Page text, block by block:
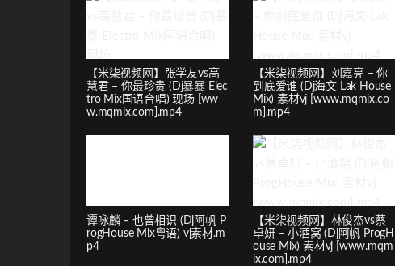
【米柒视频网】张学友vs高
慧君 – 你最珍贵 (Dj暴暴 Elec
tro Mix国语合唱) 现场 [ww
w.mqmix.com].mp4
【米柒视频网】刘嘉亮 – 你
到底爱谁 (Dj海文 Lak House
Mix) 素材vj [www.mqmix.co
m].mp4
谭咏麟 – 也曾相识 (Dj阿帆 P
rogHouse Mix粤语) vj素材.m
p4
【米柒视频网】林俊杰vs蔡
卓妍 – 小酒窝 (Dj阿帆 ProgH
ouse Mix) 素材vj [www.mqm
ix.com].mp4